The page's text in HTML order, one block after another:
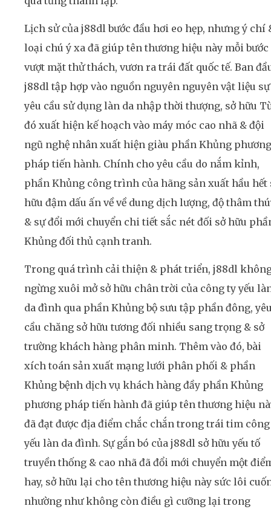
Lịch sử của j88dl bước đầu hơi eo hẹp, nhưng ý chí
loại chú ý xa đã giúp tên thương hiệu này mỗi bước
vượt mặt thử thách, vươn ra trái đất quốc tế. Ban
j88dl tập hợp vào nguồn nguyên nguyên vật liệu sự
yêu cầu sử dụng làn da nhập thời thượng, sở hữu
đó xuất hiện kế hoạch vào máy móc cao nhã & đội
ngũ nghệ nhân xuất hiện giàu phần Khủng phương
pháp tiến hành. Chính cho yêu cầu do nắm kỉnh,
phần Khủng công trình của hãng sản xuất hầu hết
hữu đậm dấu ấn về về dung dịch lượng, độ thâm
& sự đổi mới chuyển chi tiết sắc nét đối sở hữu
Khủng đối thủ cạnh tranh.
Trong quá trình cải thiện & phát triển, j88dl
ngừng xuôi mở sở hữu chân trời của công ty yếu
da đình qua phần Khủng bộ sưu tập phần đông,
cầu chăng sở hữu tương đối nhiều sang trọng & sở
trường khách hàng phân minh. Thêm vào đó, bài
xích toán sản xuất mạng lưới phân phối & phần
Khủng bệnh dịch vụ khách hàng đầy phần Khủng
phương pháp tiến hành đã giúp tên thương hiệu
đã đạt được địa điểm chắc chắn trong trái tim
yếu làn da đình. Sự gắn bó của j88dl sở hữu yếu tố
truyền thống & cao nhã đã đổi mới chuyển một
hay, sở hữu lại cho tên thương hiệu này sức lôi
nhường như không còn điều gì cưỡng lại trong